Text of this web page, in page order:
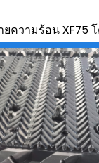
ยความร้อน